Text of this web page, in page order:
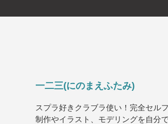
一二三(にのまえふたみ)
スプラ好きクラブラ使い！完全セル
制作やイラスト、モデリングを自分